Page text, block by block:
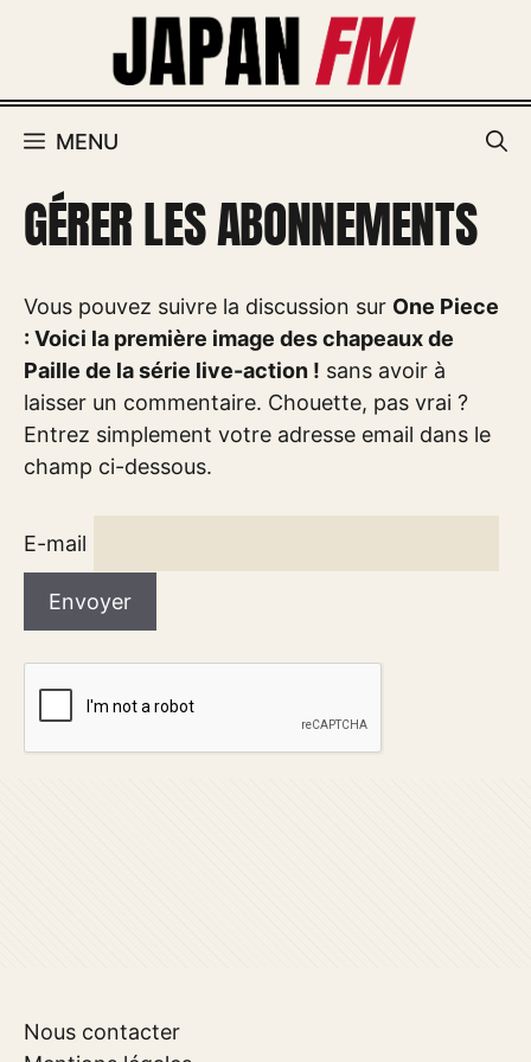
MENU
GÉRER LES ABONNEMENTS
Vous pouvez suivre la discussion sur One Piece
: Voici la première image des chapeaux de
Paille de la série live-action ! sans avoir à
laisser un commentaire. Chouette, pas vrai ?
Entrez simplement votre adresse email dans le
champ ci-dessous.
E-mail
Nous contacter